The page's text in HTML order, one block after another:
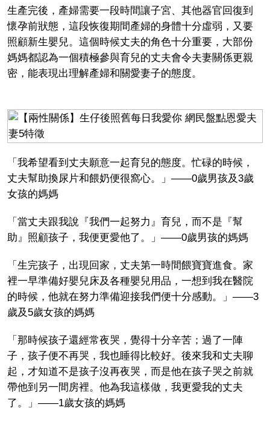
生產完後，產婦需要一段時間讓子宮、其他器官回復到
懷孕前狀態，這段恢復期間產婦的身體十分虛弱，又要
照顧新生嬰兒。這個時候丈夫的角色十分重要，大部份
媽媽都認為一個積極參與育兒的丈夫會令夫妻關係更親
密，能表現出理解產婦和關愛妻子的態度。
「我希望看到丈夫願意一起育兒的態度。忙碌的時候，
丈夫幫助換尿片和餵奶便很窩心。」——0歲男孩及3歲
女孩的媽媽
「當丈夫跟我說『我們一起努力』育兒，而不是『幫
助』照顧孩子，我便更愛他了。」——0歲男孩的媽媽
「生完孩子，出現回家，丈夫第一時間餵寶寶進食。家
裡一早準備好嬰兒床及各種嬰兒用品，一想到我在醫院
的時候，他就在努力準備迎接我們便十分感動。」——3
歲及5歲女孩的媽媽
「那時候孩子還經常夜哭，覺得十分辛苦；過了一陣
子，孩子便不再哭，我也睡得比較好。後來我和丈夫聊
起，才知道不是孩子沒再夜哭，而是他在孩子哭之前就
帶他到另一間房裡。他為我這樣做，我更愛我的丈夫
了。」——1歲女孩的媽媽